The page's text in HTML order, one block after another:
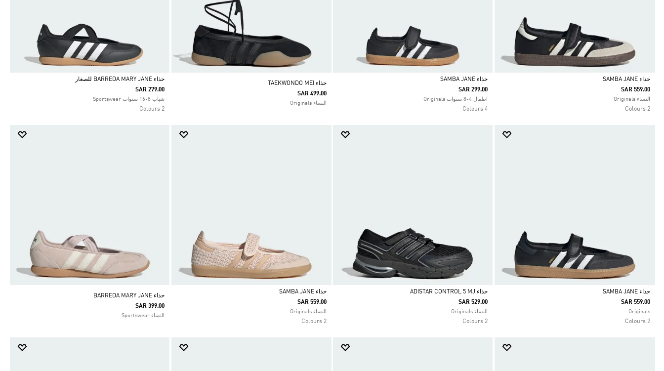
Selected
حذاء SAMBA JANE
SAR 559.00
النساء Originals
2 Colours
Selected
حذاء SAMBA JANE
SAR 299.00
اطفال 4-8 سنوات Originals
4 Colours
حذاء TAEKWONDO MEI
SAR 499.00
النساء Originals
Selected
حذاء BARREDA MARY JANE للصغار
SAR 279.00
شباب 8-16 سنوات Sportswear
2 Colours
Selected
حذاء SAMBA JANE
SAR 559.00
Originals
2 Colours
Selected
حذاء ADISTAR CONTROL 5 MJ
SAR 529.00
النساء Originals
2 Colours
Selected
حذاء SAMBA JANE
SAR 559.00
النساء Originals
2 Colours
حذاء BARREDA MARY JANE
SAR 399.00
النساء Sportswear